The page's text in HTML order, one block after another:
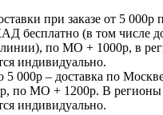
при заказе от 5 000р
бесплатно (в том числе
по МО + 1000р, в
индивидуально.
5 000р – доставка по
по МО + 1200р. В
индивидуально.